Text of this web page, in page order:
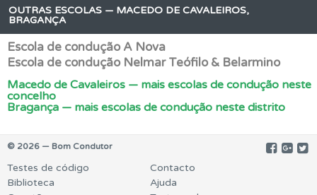
OUTRAS ESCOLAS — MACEDO DE CAVALEIROS,
BRAGANÇA
Escola de condução A Nova
Escola de condução Nelmar Teófilo & Belarmino
Macedo de Cavaleiros — mais escolas de condução neste
concelho
Bragança — mais escolas de condução neste distrito
© 2026 — Bom Condutor
Testes de código
Biblioteca
Contacto
Ajuda